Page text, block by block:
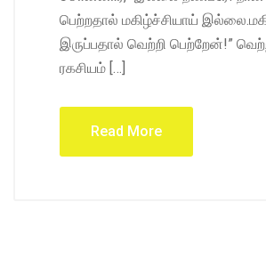
பெற்றதால் மகிழ்ச்சியாய்
இருப்பதால் வெற்றி பெற்றேன்!”
ரகசியம் […]
Read More